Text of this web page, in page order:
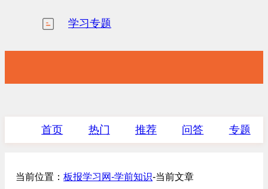
学习专题
首页 热门 推荐 问答 专题
当前位置： 板报学习网-学前知识-当前文章